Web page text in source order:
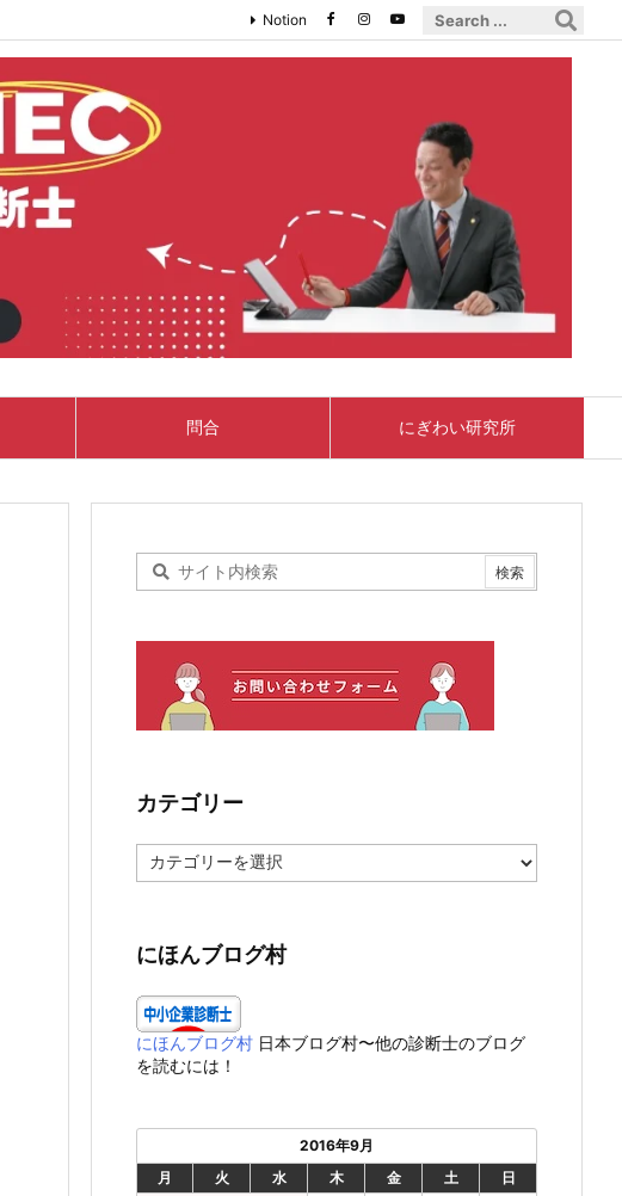
問合 にぎわい研究所
Notion
カテゴリー
テ
ー
にほんブログ村
にほんブログ村 日本ブログ村〜他の診断士のブログ
を読むには！
2016年9月
月
火 水 木 金 土
日